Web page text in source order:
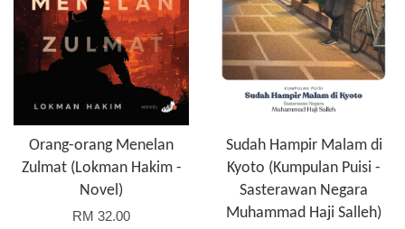
Orang-orang Menelan
Zulmat (Lokman Hakim -
Novel)
RM 32.00
Sudah Hampir Malam di
Kyoto (Kumpulan Puisi -
Sasterawan Negara
Muhammad Haji Salleh)